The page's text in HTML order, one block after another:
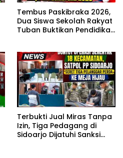
Tembus Paskibraka 2026,
Dua Siswa Sekolah Rakyat
Tuban Buktikan Pendidikan
Terbukti Jual Miras Tanpa
Izin, Tiga Pedagang di
Sidoarjo Dijatuhi Sanksi